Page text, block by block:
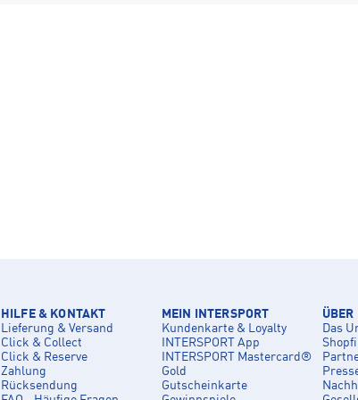
HILFE & KONTAKT
Lieferung & Versand
Click & Collect
Click & Reserve
Zahlung
Rücksendung
MEIN INTERSPORT
Kundenkarte & Loyalty
INTERSPORT App
INTERSPORT Mastercard®
Gold
Gutscheinkarte
ÜBER
Das